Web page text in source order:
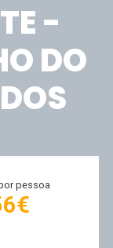
-
DO
pessoa